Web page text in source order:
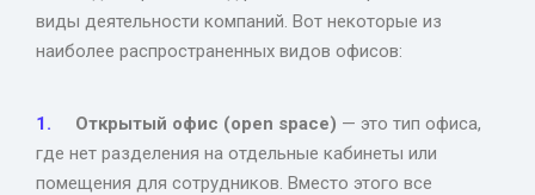
виды деятельности компаний. Вот некоторые из
наиболее распространенных видов офисов:
Открытый офис (open space) — это тип офиса,
где нет разделения на отдельные кабинеты или
помещения для сотрудников. Вместо этого все